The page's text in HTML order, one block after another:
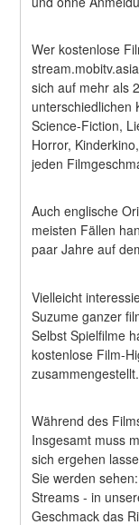
Wer kostenlose
sich auf mehr als
unterschiedlichen
Science-Fiction,
Horror,
jeden
Auch englische
meisten Fällen
paar Jahre auf
Vielleicht
Suzume ganzer
Selbst Spielfilme
kostenlose Film-
zusammengestellt.
Während des
Insgesamt muss
sich ergehen
Sie werden
Streams - in
Geschmack das